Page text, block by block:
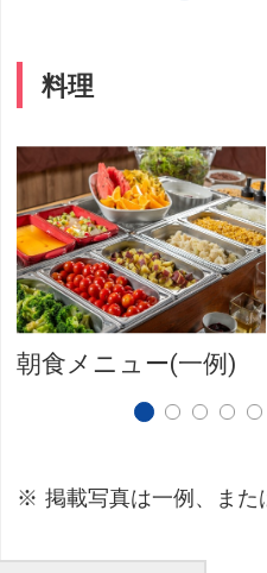
料理
朝食メニュー(一例)
掲載写真は一例、また